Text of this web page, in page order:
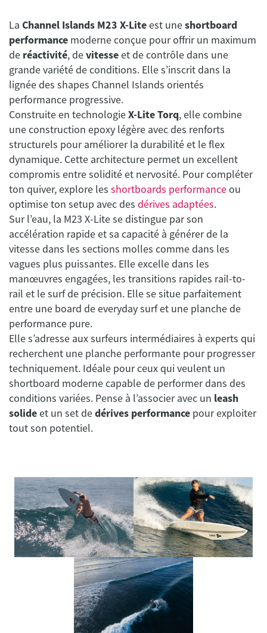
La Channel Islands M23 X-Liteest uneshortboard
performance moderne conçue pour offrir un maximum
de réactivité, devitesseet de contrôle dans une
grande variété de conditions. Elle s’inscrit dans la
lignée des shapes Channel Islands orientés
performance progressive.
Construite en technologieX-Lite Torq, elle combine
une construction epoxy légère avec des renforts
structurels pour améliorer la durabilité et le flex
dynamique. Cette architecture permet un excellent
compromis entre solidité et nervosité. Pour compléter
ton quiver, explore les shortboards performanceou
optimise ton setup avec des dérives adaptées.
Sur l’eau, la M23 X-Lite se distingue par son
accélération rapide et sa capacité à générer de la
vitesse dans les sections molles comme dans les
vagues plus puissantes. Elle excelle dans les
manœuvres engagées, les transitions rapides rail-to-
rail et le surf de précision. Elle se situe parfaitement
entre une board de everyday surf et une planche de
performance pure.
Elle s’adresse aux surfeurs intermédiaires à experts qui
recherchent une planche performante pour progresser
techniquement. Idéale pour ceux qui veulent un
shortboard moderne capable de performer dans des
conditions variées. Pense à l’associer avec un leash
solideet un set dedérives performance pour exploiter